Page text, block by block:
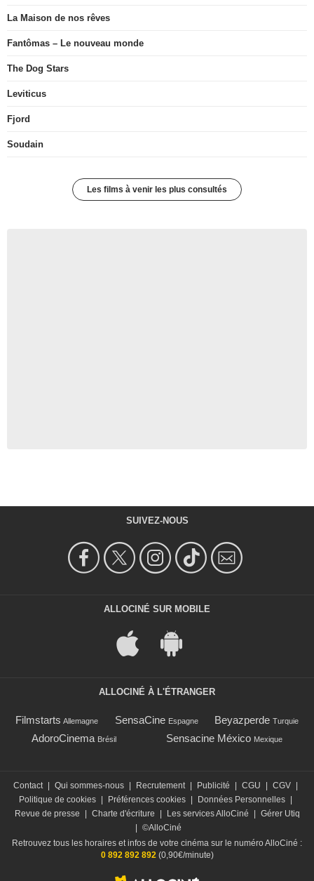
La Maison de nos rêves
Fantômas – Le nouveau monde
The Dog Stars
Leviticus
Fjord
Soudain
Les films à venir les plus consultés
SUIVEZ-NOUS
ALLOCINÉ SUR MOBILE
ALLOCINÉ À L'ÉTRANGER
Filmstarts Allemagne SensaCine Espagne Beyazperde Turquie
AdoroCinema Brésil Sensacine México Mexique
Contact Qui sommes-nous Recrutement Publicité CGU CGV
Politique de cookies
Préférences cookies Données Personnelles
Revue de presse
Charte d'écriture Les services AlloCiné
Gérer Utiq
©AlloCiné
Retrouvez tous les horaires et infos de votre cinéma sur le numéro AlloCiné :
0 892 892 892(0,90€/minute)